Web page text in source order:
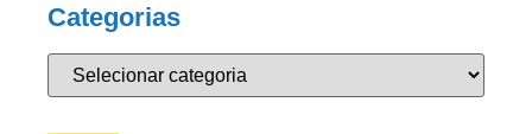
Categorias